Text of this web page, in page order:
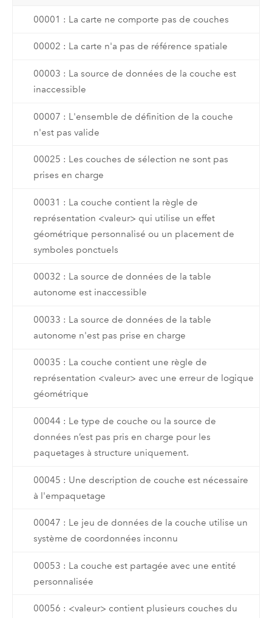
00001 : La carte ne comporte pas de couches
00002 : La carte n'a pas de référence spatiale
00003 : La source de données de la couche est
inaccessible
00007 : L'ensemble de définition de la couche
n'est pas valide
00025 : Les couches de sélection ne sont pas
prises en charge
00031 : La couche contient la règle de
représentation <valeur> qui utilise un effet
géométrique personnalisé ou un placement de
symboles ponctuels
00032 : La source de données de la table
autonome est inaccessible
00033 : La source de données de la table
autonome n'est pas prise en charge
00035 : La couche contient une règle de
représentation <valeur> avec une erreur de logique
géométrique
00044 : Le type de couche ou la source de
données n’est pas pris en charge pour les
paquetages à structure uniquement.
00045 : Une description de couche est nécessaire
à l'empaquetage
00047 : Le jeu de données de la couche utilise un
système de coordonnées inconnu
00053 : La couche est partagée avec une entité
personnalisée
00056 : <valeur> contient plusieurs couches du